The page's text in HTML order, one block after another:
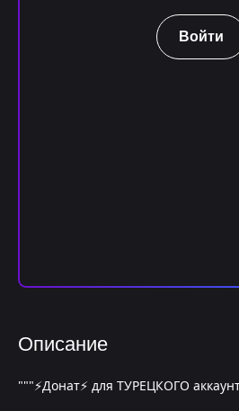
Войти
Описание
"""⚡Донат⚡ для ТУРЕЦКОГО